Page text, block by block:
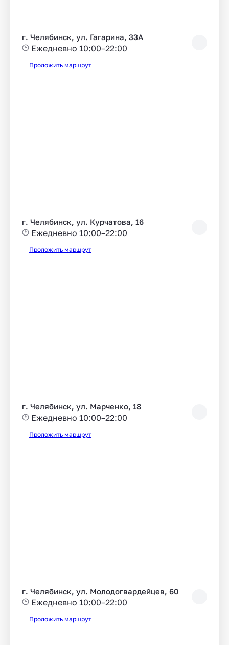
г. Челябинск, ул. Гагарина, 33А
Ежедневно 10:00–22:00
Проложить маршрут
г. Челябинск, ул. Курчатова, 16
Ежедневно 10:00–22:00
Проложить маршрут
г. Челябинск, ул. Марченко, 18
Ежедневно 10:00–22:00
Проложить маршрут
г. Челябинск, ул. Молодогвардейцев, 60
Ежедневно 10:00–22:00
Проложить маршрут